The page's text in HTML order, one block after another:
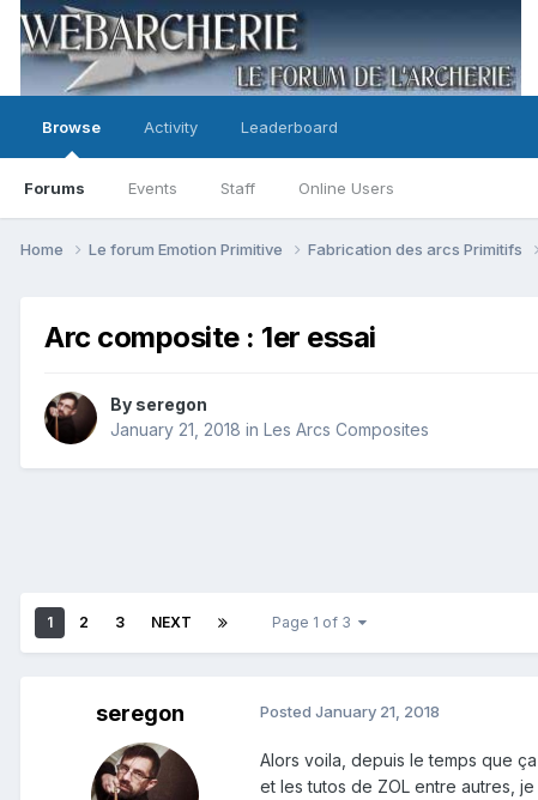
Browse
Forums Events Staff Online Users
Activity Leaderboard
Home Le forum Emotion Primitive Fabrication des arcs Primitifs
Arc composite : 1er essai
By seregon
January 21, 2018 in Les Arcs Composites
1 2 3 NEXT Page 1 of 3
seregon Posted January 21, 2018
Alors voila, depuis le temps que
et les tutos de ZOL entre autres,